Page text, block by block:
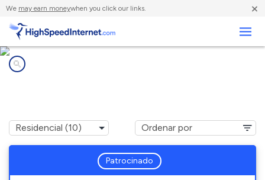
We may earn moneywhen you click our links. ×
Patrocinado